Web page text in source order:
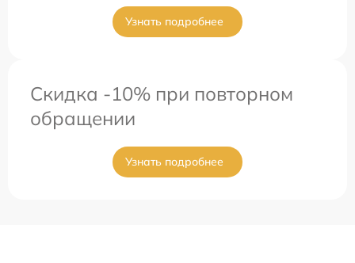
Узнать подробнее
Скидка -10% при повторном
обращении
Узнать подробнее